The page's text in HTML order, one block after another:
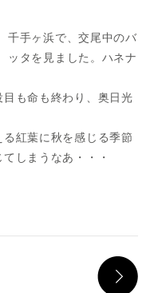
千手ヶ浜で、交尾中のバ
ッタを見ました。ハネナ
も命も終わり、奥日光
紅葉に秋を感じる季節
てしまうなあ・・・